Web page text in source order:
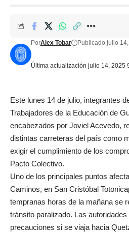
Última actualización julio 14, 2025
PorAlex Tobar Publicado julio
Este lunes 14 de julio, integrantes
Trabajadores de la Educación de
encabezados por Joviel Acevedo,
distintas carreteras del país como
exigir el cumplimiento de los
Pacto Colectivo.
Uno de los principales puntos
Caminos, en San Cristóbal
tempranas horas de la mañana se
tránsito paralizado. Las
precauciones si se viaja hacia